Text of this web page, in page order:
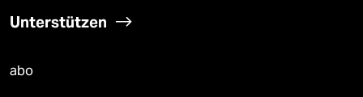
Unterstützen
abo